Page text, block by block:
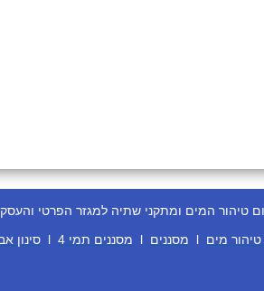
המים ומתקני שתיה למגזר הפרטי
מים מסננים מסננים תמי 4
סינון